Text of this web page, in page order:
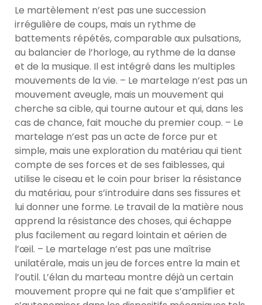
Le martèlement n’est pas une succession
irrégulière de coups, mais un rythme de
battements répétés, comparable aux pulsations,
au balancier de l’horloge, au rythme de la danse
et de la musique. Il est intégré dans les multiples
mouvements de la vie. – Le martelage n’est pas un
mouvement aveugle, mais un mouvement qui
cherche sa cible, qui tourne autour et qui, dans les
cas de chance, fait mouche du premier coup. – Le
martelage n’est pas un acte de force pur et
simple, mais une exploration du matériau qui tient
compte de ses forces et de ses faiblesses, qui
utilise le ciseau et le coin pour briser la résistance
du matériau, pour s’introduire dans ses fissures et
lui donner une forme. Le travail de la matière nous
apprend la résistance des choses, qui échappe
plus facilement au regard lointain et aérien de
l’œil. – Le martelage n’est pas une maîtrise
unilatérale, mais un jeu de forces entre la main et
l’outil. L’élan du marteau montre déjà un certain
mouvement propre qui ne fait que s’amplifier et